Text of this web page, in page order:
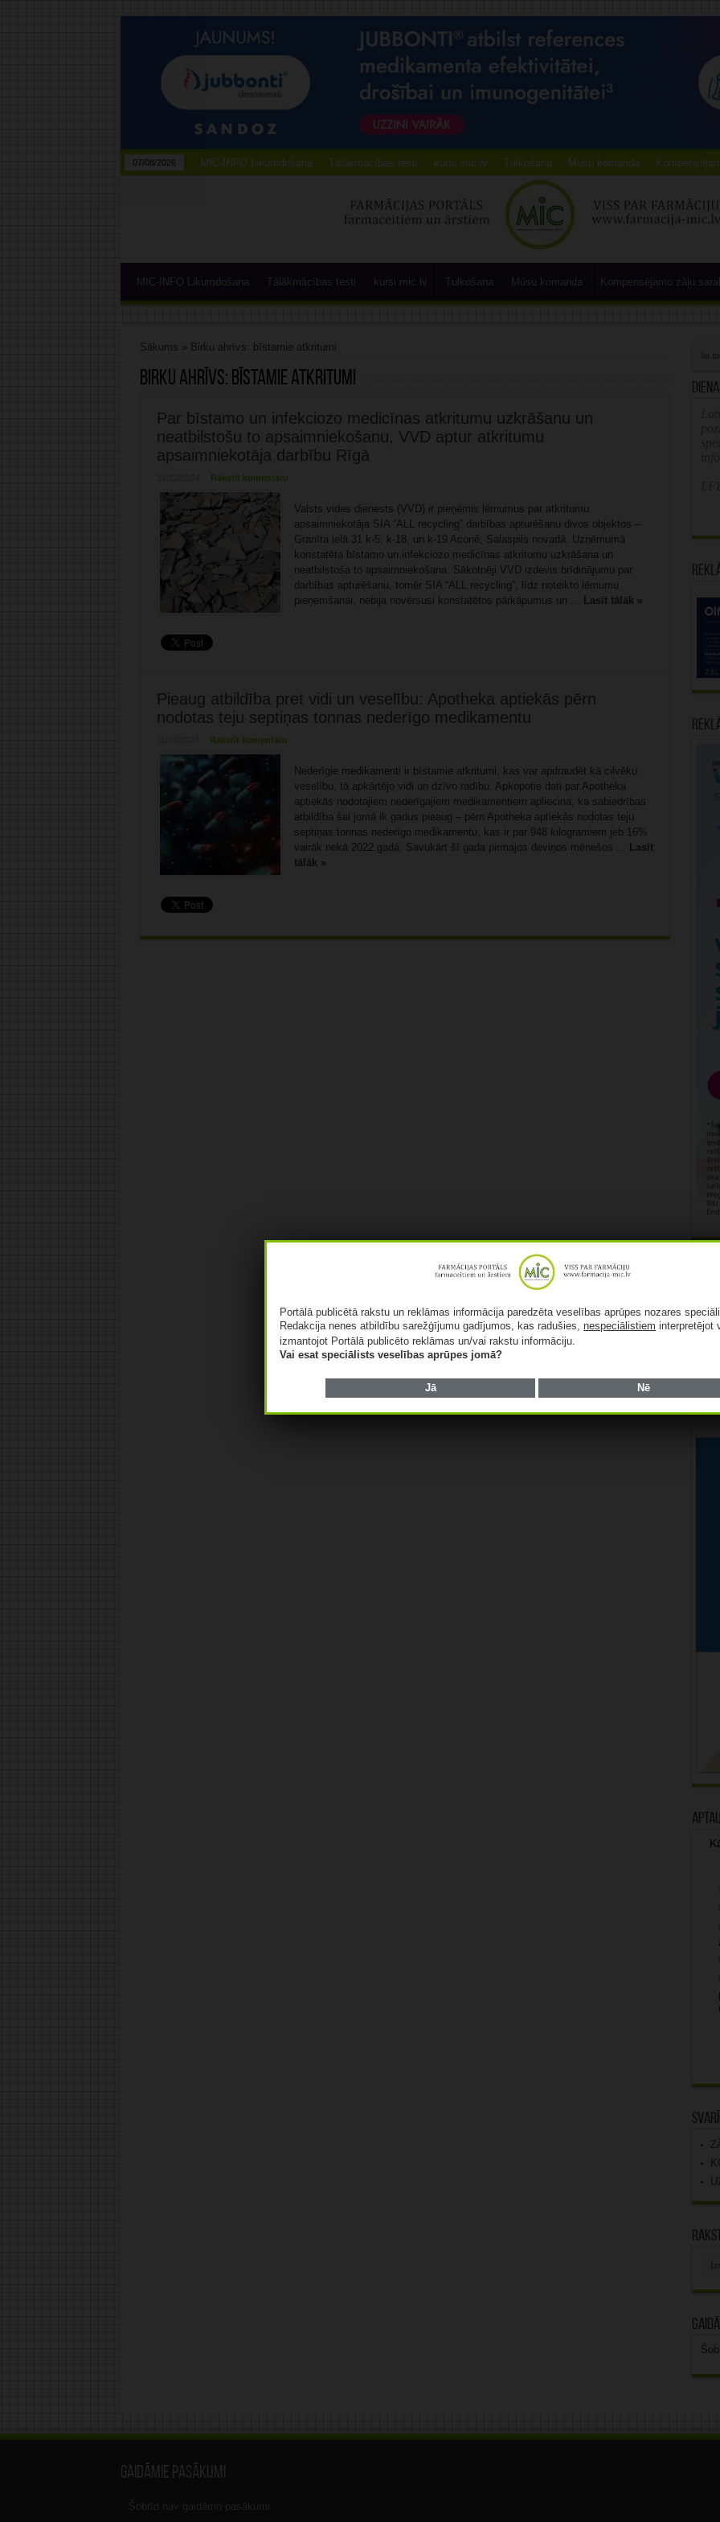
07/08/2026 MIC-INFO Likumdošana Tālākmācības testi kursi.mic.lv Tulkošana Mūsu komanda
MIC-INFO Likumdošana Tālākmācības testi kursi.mic.lv Tulkošana Mūsu komanda Kompensējamo zāļu
Sākums » Birku ahrīvs: bīstamie atkritumi
Birku ahrīvs: bīstamie atkritumi
Par bīstamo un infekciozo medicīnas atkritumu uzkrāšanu un
neatbilstošu to apsaimniekošanu, VVD aptur atkritumu
apsaimniekotāja darbību Rīgā
Rakstīt komentāru
Valsts vides dienests (VVD) ir pieņēmis lēmumus par atkritumu
apsaimniekotāja SIA “ALL recycling” darbības apturēšanu divos objektos –
Granīta ielā 31 k-5, k-18, un k-19 Aconē, Salaspils novadā. Uzņēmumā
konstatēta bīstamo un infekciozo medicīnas atkritumu uzkrāšana un
neatbilstoša to apsaimniekošana. Sākotnēji VVD izdevis brīdinājumu par
darbības apturēšanu, tomēr SIA “ALL recycling”, līdz noteikto lēmumu
pieņemšanai, nebija novērsusi konstatētos pārkāpumus un ... Lasīt tālāk »
Pieaug atbildība pret vidi un veselību: Apotheka aptiekās pērn
nodotas teju septiņas tonnas nederīgo medikamentu
Rakstīt komentāru
Nederīgie medikamenti ir bīstamie atkritumi, kas var apdraudēt kā cilvēku
veselību, tā apkārtējo vidi un dzīvo radību. Apkopotie dati par Apotheka
aptiekās nodotajiem nederīgajiem medikamentiem apliecina, ka sabiedrības
atbildība šai jomā ik gadus pieaug – pērn Apotheka aptiekās nodotas teju
septiņas tonnas nederīgo medikamentu, kas ir par 948 kilogramiem jeb 16%
vairāk nekā 2022.gadā. Savukārt šī gada pirmajos deviņos mēnešos ... Lasīt
tālāk »
Gaidāmie pasākumi
Šobrīd nav gaidāmo pasākumi.
Portālā publicētā rakstu un reklāmas informācija paredzēta veselības aprūpes nozares
Redakcija nenes atbildību sarežģījumu gadījumos, kas radušies,nespeciālistiem interpretējot
izmantojot Portālā publicēto reklāmas un/vai rakstu informāciju.
Vai esat speciālists veselības aprūpes jomā?
Jā Nē